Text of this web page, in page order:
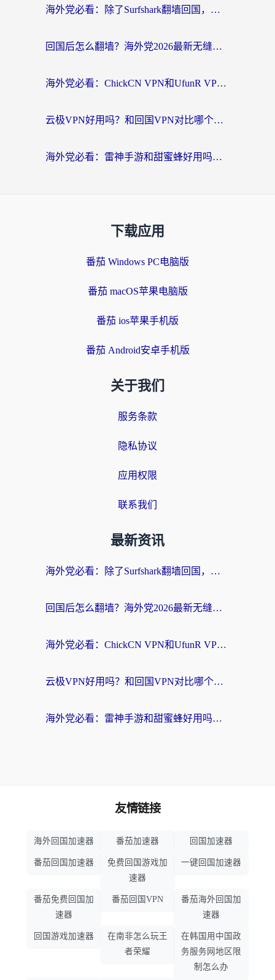
海外党必看：除了Surfshark翻墙回国，这些加速器选择技巧你真的懂吗？
回国后怎么翻墙？海外党2026最新无缝访问国内资源全攻略（附对比实测）
海外党必看：ChickCN VPN和UfunR VPN对比哪个回国效果更好？附实用选择指南
云极VPN好用吗？和回国VPN对比哪个回国效果更好？海外党亲测避坑指南
海外党必看：雷神手游和甜蜜蜂好用吗？3步选对回国加速器无缝刷国内资源
下载应用
番茄 Windows PC电脑版
番茄 macOS苹果电脑版
番茄 ios苹果手机版
番茄 Android安卓手机版
关于我们
服务条款
隐私协议
应用权限
联系我们
最新资讯
海外党必看：除了Surfshark翻墙回国，这些加速器选择技巧你真的懂吗？
回国后怎么翻墙？海外党2026最新无缝访问国内资源全攻略（附对比实测）
海外党必看：ChickCN VPN和UfunR VPN对比哪个回国效果更好？附实用选择指南
云极VPN好用吗？和回国VPN对比哪个回国效果更好？海外党亲测避坑指南
海外党必看：雷神手游和甜蜜蜂好用吗？3步选对回国加速器无缝刷国内资源
友情链接
海外回国加速器 番茄加速器 回国加速器
番茄回国加速器
免费回国游戏加
速器
一键回国加速器
番茄免费回国加
速器
番茄回国VPN
番茄海外回国加
速器
回国游戏加速器
在南非怎么玩王
者荣耀
在韩国用中国政
务服务网地区限
制怎么办